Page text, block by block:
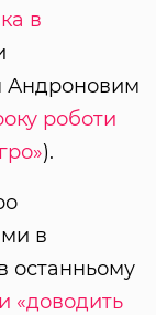
в
Андроновим
роботи
).
в
останньому
«доводить